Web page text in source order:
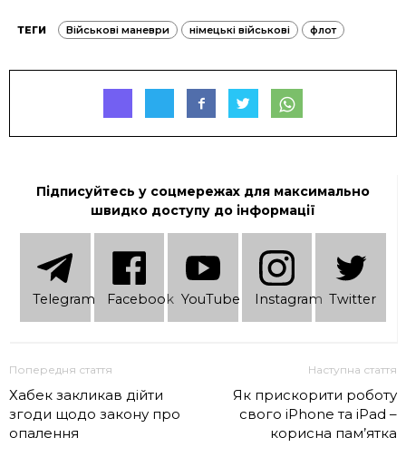
ТЕГИ Військові маневри німецькі військові флот
Підписуйтесь у соцмережах для максимально
швидко доступу до інформації
Telеgram Facebook YouTube Instagram Twitter
Попередня стаття
Хабек закликав дійти
згоди щодо закону про
опалення
Наступна стаття
Як прискорити роботу
свого iPhone та iPad –
корисна пам’ятка